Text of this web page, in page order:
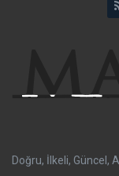
Doğru, İlkeli, Güncel,